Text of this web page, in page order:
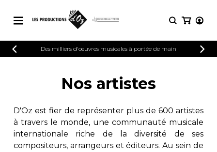
CATALOGUE
riche en œuvres originales et en
arrangements de qualité.
PARTITIONS POUR GUITARE
CONNEXION
INSCRIPTION
Des milliers d'œuvres musicales à portée de main
riche en œuvres originales et en
arrangements de qualité.
2 guitares
3 guitares
4 guitares
5 guitares et plus
Nos artistes
D'Oz est fier de représenter plus de 600 artistes
à travers le monde, une communauté musicale
internationale riche de la diversité de ses
compositeurs, arrangeurs et éditeurs. Au sein de